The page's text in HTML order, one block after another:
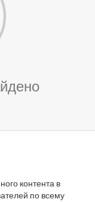
контента в
по всему